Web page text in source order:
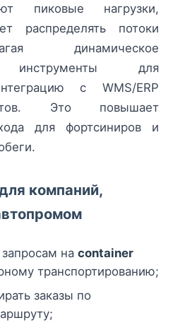
пиковые нагрузки,
распределять потоки
динамическое
инструменты для
с WMS/ERP
Это повышает
для фортсиниров и
компаний,
на container
транспортированию;
заказы по